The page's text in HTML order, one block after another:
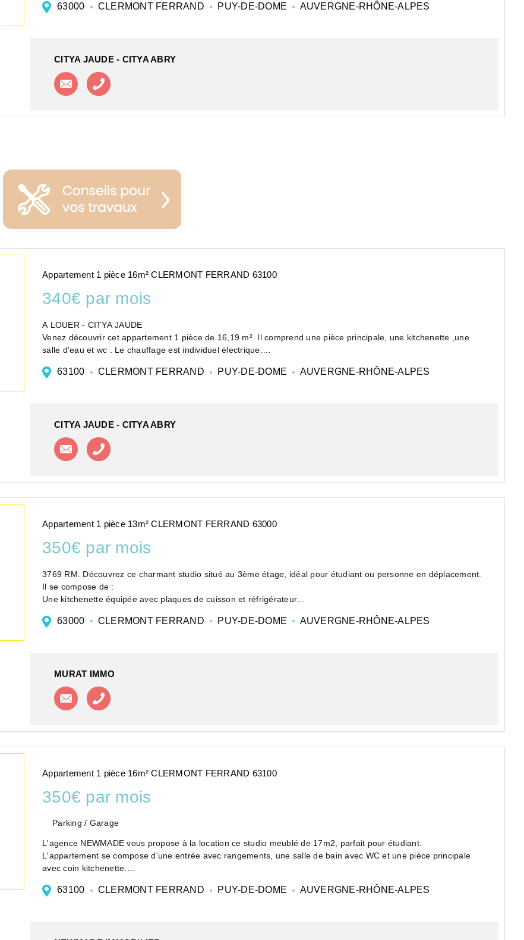
63000 CLERMONT FERRAND PUY-DE-DOME AUVERGNE-RHÔNE-ALPES
CITYA JAUDE - CITYA ABRY
Contacter l'agence
Appartement 1 pièce 16m² CLERMONT FERRAND 63100
340€ par mois
A LOUER - CITYA JAUDE
Venez découvrir cet appartement 1 pièce de 16,19 m². Il comprend une pièce principale, une kitchenette ,une
salle d'eau et wc . Le chauffage est individuel électrique.
63100 CLERMONT FERRAND PUY-DE-DOME AUVERGNE-RHÔNE-ALPES
CITYA JAUDE - CITYA ABRY
Contacter l'agence
Appartement 1 pièce 13m² CLERMONT FERRAND 63000
350€ par mois
3769 RM. Découvrez ce charmant studio situé au 3ème étage, idéal pour étudiant ou personne en déplacement.
Il se compose de :
Une kitchenette équipée avec plaques de cuisson et réfrigérateur
Salle de bains avec WC
63000 CLERMONT FERRAND PUY-DE-DOME AUVERGNE-RHÔNE-ALPES
MURAT IMMO
Contacter l'agence
Appartement 1 pièce 16m² CLERMONT FERRAND 63100
350€ par mois
Parking / Garage
L'agence NEWMADE vous propose à la location ce studio meublé de 17m2, parfait pour étudiant.
L'appartement se compose d'une entrée avec rangements, une salle de bain avec WC et une pièce principale
avec coin kitchenette.
63100 CLERMONT FERRAND PUY-DE-DOME AUVERGNE-RHÔNE-ALPES